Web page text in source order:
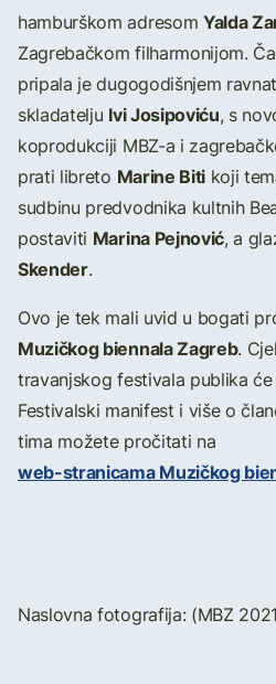
hamburškom adresom Yalda
Zagrebačkom filharmonijom.
pripala je dugogodišnjem
skladatelju Ivi Josipoviću, s
koprodukciji MBZ-a i
prati libreto Marine Biti koji
sudbinu predvodnika kultnih
postaviti Marina Pejnović, a
Skender.
Ovo je tek mali uvid u bogati
Muzičkog biennala Zagreb.
travanjskog festivala publika
Festivalski manifest i više o
tima možete pročitati na
web-stranicama Muzičkog
Naslovna fotografija: (MBZ